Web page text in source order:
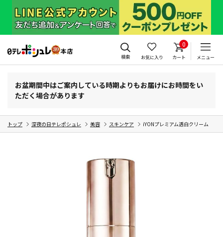
検索 お気に入り
0
カート メニュー
お盆期間中はご案内している時期よりもお届けにお時間をい
ただく場合があります
トップ 深夜の日テレポシュレ 美容 スキンケア iYONプレミアム透白クリーム